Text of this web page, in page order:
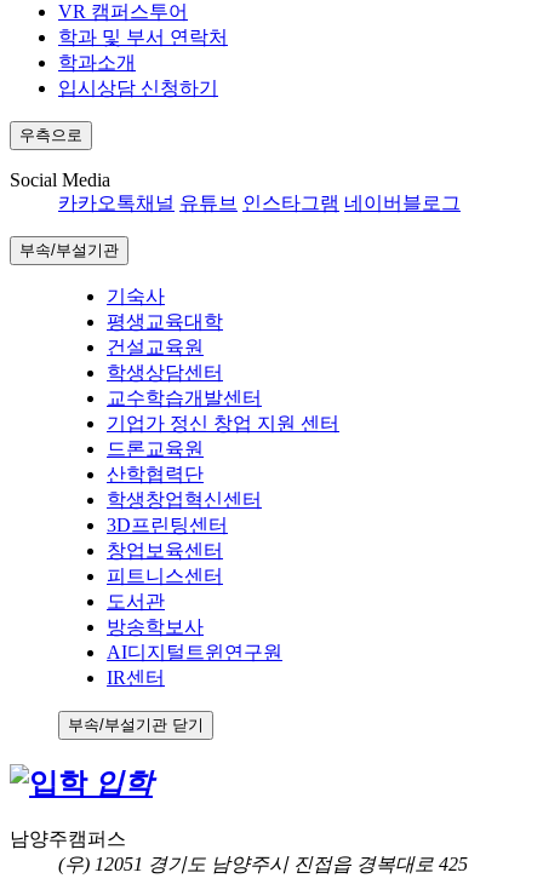
VR 캠퍼스투어
학과 및 부서 연락처
학과소개
입시상담 신청하기
우측으로
Social Media
카카오톡채널 유튜브 인스타그램 네이버블로그
부속/부설기관
기숙사
평생교육대학
건설교육원
학생상담센터
교수학습개발센터
기업가 정신 창업 지원 센터
드론교육원
산학협력단
학생창업혁신센터
3D프린팅센터
창업보육센터
피트니스센터
도서관
방송학보사
AI디지털트윈연구원
IR센터
부속/부설기관 닫기
입학
남양주캠퍼스
(우) 12051 경기도 남양주시 진접읍 경복대로 425